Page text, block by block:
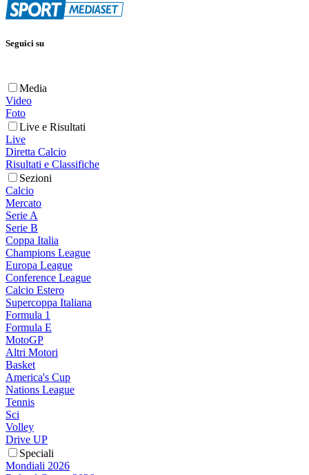
Seguici su
Media
Video
Foto
Live e Risultati
Live
Diretta Calcio
Risultati e Classifiche
Sezioni
Calcio
Mercato
Serie A
Serie B
Coppa Italia
Champions League
Europa League
Conference League
Calcio Estero
Supercoppa Italiana
Formula 1
Formula E
MotoGP
Altri Motori
Basket
America's Cup
Nations League
Tennis
Sci
Volley
Drive UP
Speciali
Mondiali 2026